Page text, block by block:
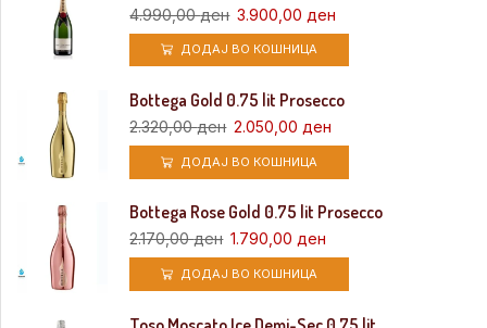
4.990,00ден 3.900,00 ден
ДОДАЈ ВО КОШНИЦА
Bottega Gold 0.75 lit Prosecco
2.320,00ден 2.050,00 ден
ДОДАЈ ВО КОШНИЦА
Bottega Rose Gold 0.75 lit Prosecco
2.170,00ден 1.790,00ден
ДОДАЈ ВО КОШНИЦА